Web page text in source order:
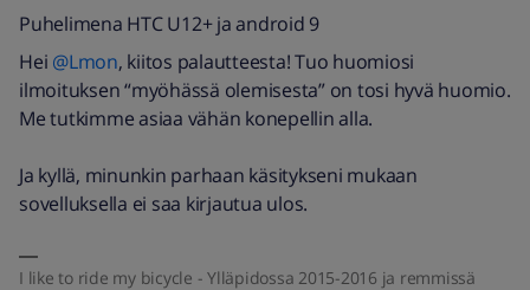
Puhelimena HTC U12+ ja android 9
Hei @Lmon, kiitos palautteesta! Tuo huomiosi
ilmoituksen “myöhässä olemisesta” on tosi hyvä huomio.
Me tutkimme asiaa vähän konepellin alla.
Ja kyllä, minunkin parhaan käsitykseni mukaan
sovelluksella ei saa kirjautua ulos.
I like to ride my bicycle - Ylläpidossa 2015-2016 ja remmissä